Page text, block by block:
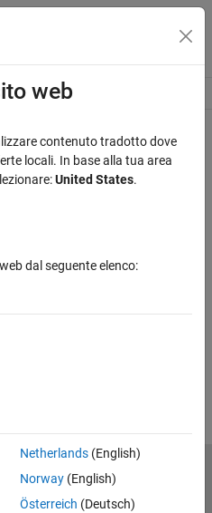
di navigazione
web
contenuto tradotto dove
locali. In base alla tua area
United States.
dal seguente elenco:
Netherlands(English)
Norway(English)
Österreich (Deutsch)
Informativa sulla privacy
Contatti